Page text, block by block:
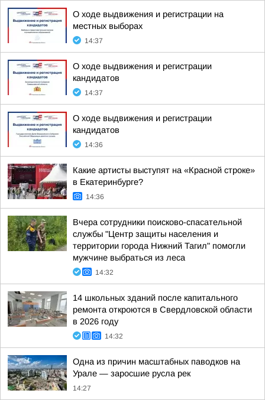
О ходе выдвижения и регистрации на
местных выборах
14:37
О ходе выдвижения и регистрации
кандидатов
14:37
О ходе выдвижения и регистрации
кандидатов
14:36
Какие артисты выступят на «Красной строке»
в Екатеринбурге?
14:36
Вчера сотрудники поисково-спасательной
службы "Центр защиты населения и
территории города Нижний Тагил" помогли
мужчине выбраться из леса
14:32
14 школьных зданий после капитального
ремонта откроются в Свердловской области
в 2026 году
14:32
Одна из причин масштабных паводков на
Урале — заросшие русла рек
14:27